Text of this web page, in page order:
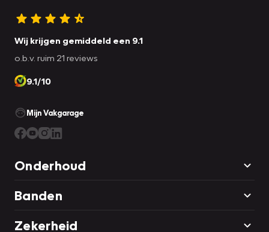
Wij krijgen gemiddeld een 9.1
o.b.v. ruim 21 reviews
9.1/10
Mijn Vakgarage
Onderhoud
Banden
Zekerheid